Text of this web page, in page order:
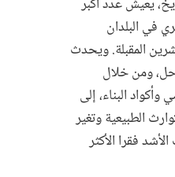
من هذا التوسع الحضري في البلدان
والعشرين المقبلة. ويحدث
ومن خلال
البناء، إلى
الطبيعية وتغير
فقرا الأكثر